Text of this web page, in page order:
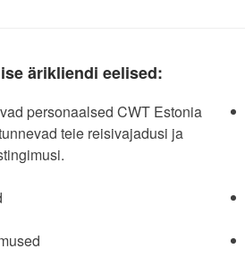
ärikliendi eelised:
personaalsed CWT Estonia
teie reisivajadusi ja